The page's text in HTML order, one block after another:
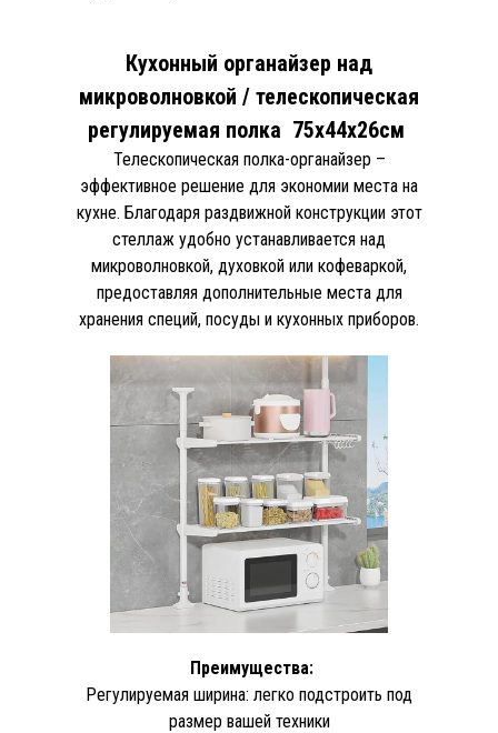
Кухонный органайзер над
микроволновкой / телескопическая
регулируемая полка 75х44х26см
Телескопическая полка-органайзер –
эффективное решение для экономии места на
кухне. Благодаря раздвижной конструкции этот
стеллаж удобно устанавливается над
микроволновкой, духовкой или кофеваркой,
предоставляя дополнительные места для
хранения специй, посуды и кухонных приборов.
Преимущества:
Регулируемая ширина: легко подстроить под
размер вашей техники